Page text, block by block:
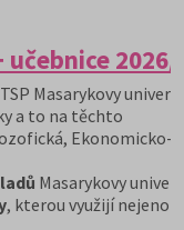
učebnice 2026/
Masarykovy
a to na těchto
Ekonomicko-
Masarykovy
, kterou využijí